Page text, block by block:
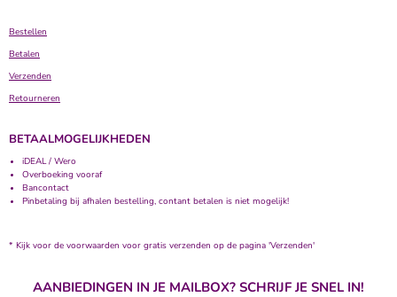
Bestellen
Betalen
Verzenden
Retourneren
BETAALMOGELIJKHEDEN
iDEAL / Wero
Overboeking vooraf
Bancontact
Pinbetaling bij afhalen bestelling, contant betalen is niet mogelijk!
* Kijk voor de voorwaarden voor gratis verzenden op de pagina 'Verzenden'
AANBIEDINGEN IN JE MAILBOX? SCHRIJF JE SNEL IN!